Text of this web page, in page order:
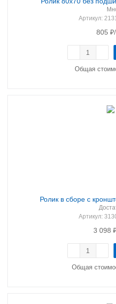
Артикул:
805 ₽
Общая
Ролик в сборе с
Артикул:
3 098
Общая